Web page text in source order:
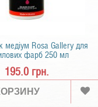
медіум Rosa Gallery для
фарб 250 мл
195.0 грн.